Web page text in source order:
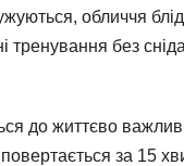
обличчя
без
до життєво
за 15